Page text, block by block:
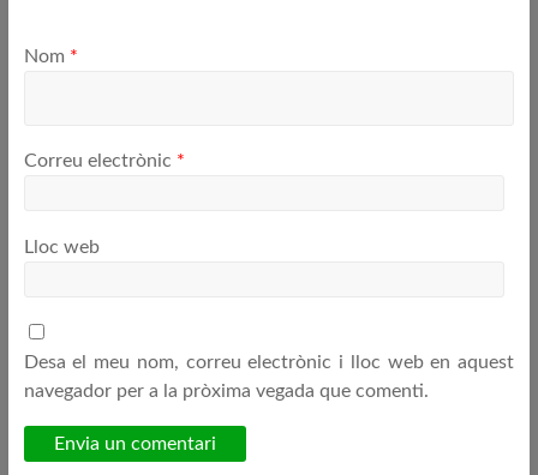
Nom *
Correu electrònic *
Lloc web
Desa el meu nom, correu electrònic i lloc web en aquest
navegador per a la pròxima vegada que comenti.